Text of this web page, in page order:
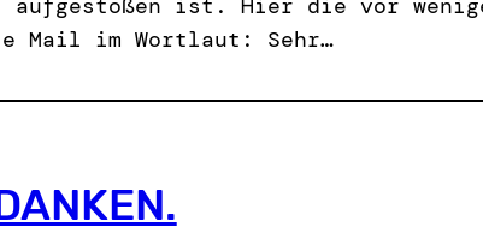
aufgestoßen ist. Hier die vor
Mail im Wortlaut: Sehr…